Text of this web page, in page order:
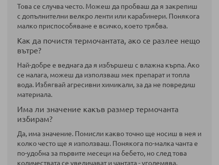
Това се случва често. Можеш да пробваш да я закрепиш
с допълнителни велкро ленти или карабинери. Понякога
малко приспособяване е всичко, което трябва.
Как да почистя термочантата, ако се разлее нещо
вътре?
Най-добре е веднага да я избършеш с влажна кърпа. Ако
се налага, можеш да използваш мек препарат и топла
вода. Избягвай агресивни химикали, за да не повредиш
материала.
Има ли значение какъв размер термочанта
избирам?
Да, има значение. Помисли какво точно ще носиш в нея и
колко често ще я използваш. Понякога по-малка чанта е
по-удобна за първите месеци на бебето, но след това
количествата се увеличават и чантата - уголемява.